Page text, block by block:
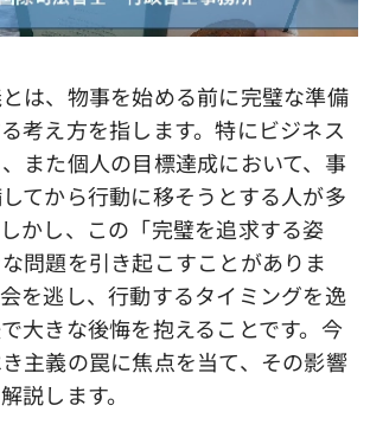
は、物事を始める前に完璧な準備
考え方を指します。特にビジネス
また個人の目標達成において、事
てから行動に移そうとする人が多
かし、この「完璧を追求する姿
問題を引き起こすことがありま
を逃し、行動するタイミングを逸
大きな後悔を抱えることです。今
主義の罠に焦点を当て、その影響
説します。